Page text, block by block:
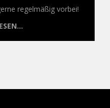
regelmäßig vorbei!